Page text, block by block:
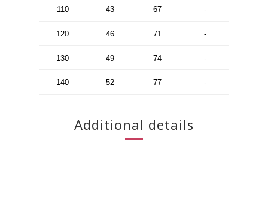
110 43 67 -
120 46 71 -
130 49 74 -
140 52 77 -
Additional details